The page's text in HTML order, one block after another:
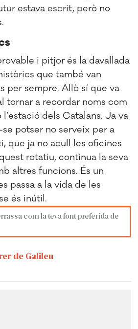
estava escrit, però no
i pitjor és la davallada
que també van
per sempre. Allò sí que va
tornar a recordar noms com
l’estació dels Catalans. Ja va
potser no serveix per a
que ja no acull les oficines
rotatiu, continua la seva
altres funcions. És un
passa a la vida de les
és inútil.
com la teva font preferida de
de Galileu